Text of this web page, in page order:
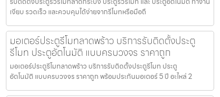
เงียบ รวดเร็ว และควบคุมได้ง่ายจากรีโมทหรือมือถื
มอเตอร์ประตูรีโมทลาดพร้าว บริการรับติดตั้งประตู
รีโมท ประตูอัตโนมัติ แบบครบวงจร ราคาถูก
มอเตอร์ประตูรีโมทลาดพร้าว บริการรับติดตั้งประตูรีโมท ประตู
อัตโนมัติ แบบครบวงจร ราคาถูก พร้อมประกันมอเตอร์ 5 ปี อะไหล่ 2